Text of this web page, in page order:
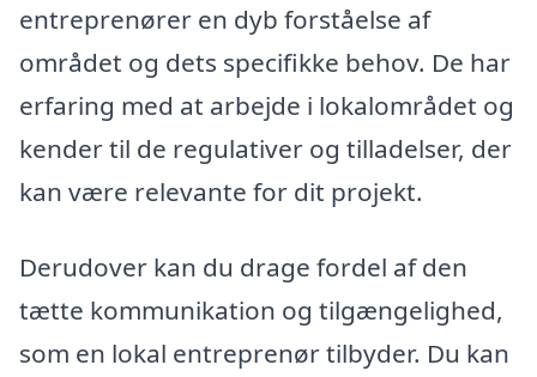
entreprenører en dyb forståelse af
området og dets specifikke behov. De har
erfaring med at arbejde i lokalområdet og
kender til de regulativer og tilladelser, der
kan være relevante for dit projekt.
Derudover kan du drage fordel af den
tætte kommunikation og tilgængelighed,
som en lokal entreprenør tilbyder. Du kan